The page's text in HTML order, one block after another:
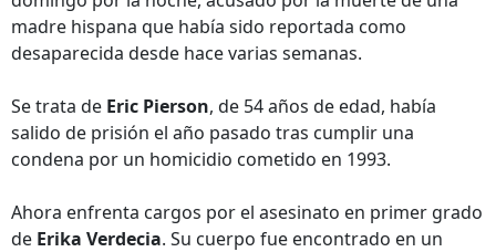
madre hispana que había sido reportada como
desaparecida desde hace varias semanas.
Se trata de Eric Pierson, de 54 años de edad, había
salido de prisión el año pasado tras cumplir una
condena por un homicidio cometido en 1993.
Ahora enfrenta cargos por el asesinato en primer grado
de Erika Verdecia. Su cuerpo fue encontrado en un